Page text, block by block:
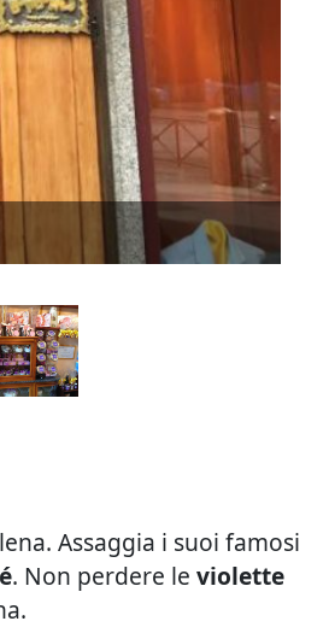
Assaggia i suoi famosi
. Non perdere le violette